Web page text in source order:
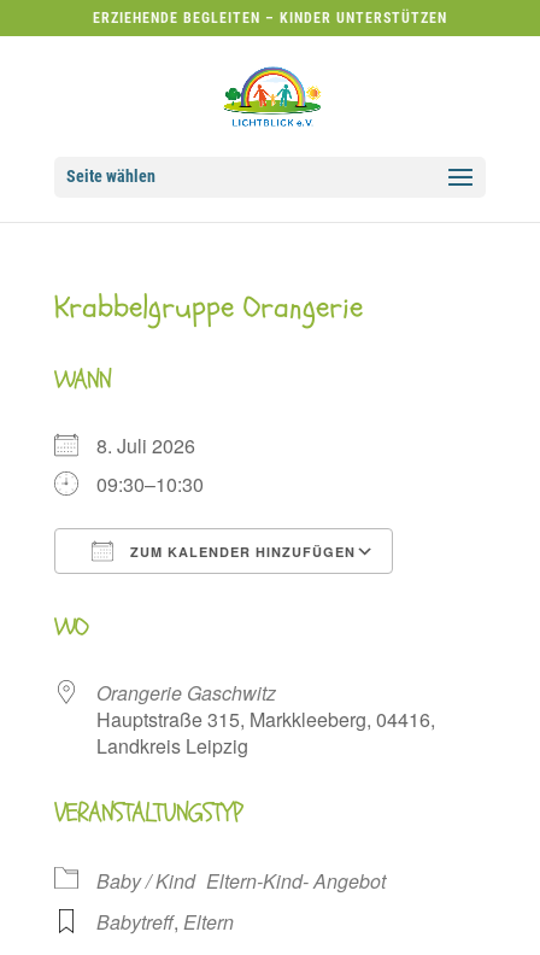
ERZIEHENDE BEGLEITEN – KINDER UNTERSTÜTZEN
Seite wählen
Krabbelgruppe Orangerie
WANN
8. Juli 2026
09:30–10:30
ZUM KALENDER HINZUFÜGEN
WO
Orangerie Gaschwitz
Hauptstraße 315, Markkleeberg, 04416,
Landkreis Leipzig
VERANSTALTUNGSTYP
Baby / Kind Eltern-Kind- Angebot
Babytreff, Eltern